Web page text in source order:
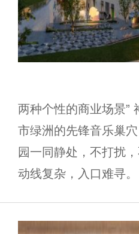
两种个性的商业场景”
市绿洲的先锋音乐巢
园一同静处，不打扰
动线复杂，入口难寻